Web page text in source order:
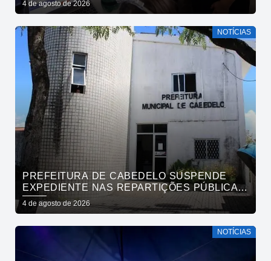
E REGIONAL
4 de agosto de 2026
NOTÍCIAS
PREFEITURA DE CABEDELO SUSPENDE
EXPEDIENTE NAS REPARTIÇÕES PÚBLICAS
MUNICIPAIS NESTA QUARTA-FEIRA (5)
4 de agosto de 2026
NOTÍCIAS